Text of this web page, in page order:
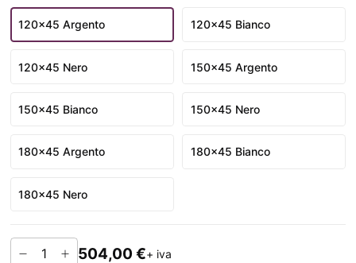
120x45 Argento 120x45 Bianco
120x45 Nero 150x45 Argento
150x45 Bianco 150x45 Nero
180x45 Argento 180x45 Bianco
180x45 Nero
504,00 €+ iva